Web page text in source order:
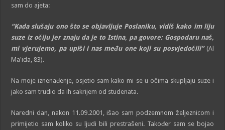
sam do ajeta:
“Kada slušaju ono što se objavljuje Poslaniku, vidiš kako im liju
suze iz očiju jer znaju da je to Istina, pa govore: Gospodaru naš,
mi vjerujemo, pa upiši i nas među one koji su posvjedočili” (Al
Ma'ida, 83).
Na moje iznenađenje, osjetio sam kako mi se u očima skupljaju suze i
jako sam trudio da ih sakrijem od studenata.
Naredni dan, nakon 11.09.2001, išao sam podzemnom željeznicom i
primijetio sam koliko su ljudi bili prestrašeni. Također sam se bojao